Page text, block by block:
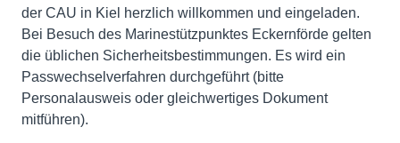
der CAU in Kiel herzlich willkommen und eingeladen.
Bei Besuch des Marinestützpunktes Eckernförde gelten
die üblichen Sicherheitsbestimmungen. Es wird ein
Passwechselverfahren durchgeführt (bitte
Personalausweis oder gleichwertiges Dokument
mitführen).